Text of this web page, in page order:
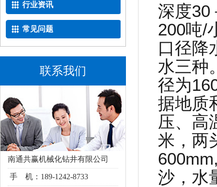
行业资讯
常见问题
联系我们
南通共赢机械化钻井有限公司
手 机：189-1242-8733
深度30
200吨/
口径降
水三种
径为
据地质
压、高
米，两
沙，水